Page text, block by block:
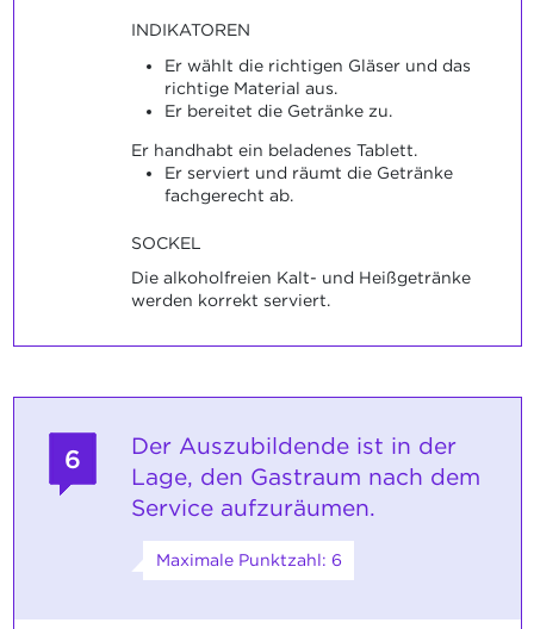
INDIKATOREN
Er wählt die richtigen Gläser und das
richtige Material aus.
Er bereitet die Getränke zu.
Er handhabt ein beladenes Tablett.
Er serviert und räumt die Getränke
fachgerecht ab.
SOCKEL
Die alkoholfreien Kalt- und Heißgetränke
werden korrekt serviert.
6
Der Auszubildende ist in der
Lage, den Gastraum nach dem
Service aufzuräumen.
Maximale Punktzahl: 6